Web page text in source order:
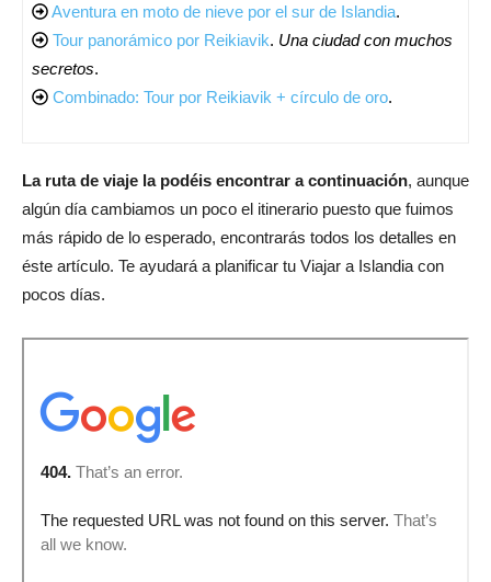
Aventura en moto de nieve por el sur de Islandia.
Tour panorámico por Reikiavik. Una ciudad con muchos
secretos.
Combinado: Tour por Reikiavik + círculo de oro.
La ruta de viaje la podéis encontrar a continuación, aunque
algún día cambiamos un poco el itinerario puesto que fuimos
más rápido de lo esperado, encontrarás todos los detalles en
éste artículo. Te ayudará a planificar tu Viajar a Islandia con
pocos días.